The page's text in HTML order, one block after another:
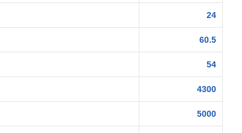
24
60.5
54
4300
5000